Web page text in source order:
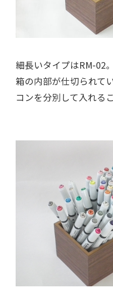
細長いタイプはRM-02。
箱の内部が仕切られて
コンを分別して入れる